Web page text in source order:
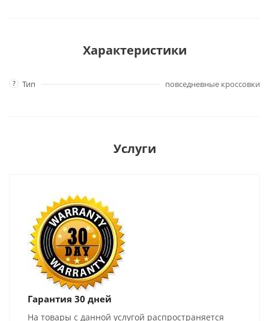
Характеристики
? Тип повседневные кроссовки
Услуги
Гарантия 30 дней
На товары с данной услугой распространяется